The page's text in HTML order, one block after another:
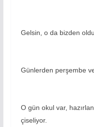
Gelsin, o da bizden
Günlerden perşembe
O gün okul var,
çiseliyor.